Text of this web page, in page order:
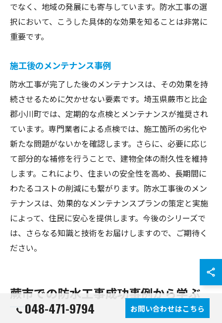
でなく、地域の発展にも寄与しています。防水工事の選
択において、こうした具体的な効果を知ることは非常に
重要です。
施工後のメンテナンス事例
防水工事が完了した後のメンテナンスは、その効果を持
続させるために欠かせない要素です。埼玉県蕨市と比企
郡小川町では、定期的な点検とメンテナンスが推奨され
ています。専門業者による点検では、施工箇所の劣化や
新たな問題がないかを確認します。さらに、必要に応じ
て部分的な補修を行うことで、建物全体の耐久性を維持
します。これにより、住まいの安全性を高め、長期間に
わたるコストの削減にも繋がります。防水工事後のメン
テナンスは、効果的なメンテナンスプランの策定と実施
によって、住民に安心を提供します。今後のシリーズで
は、さらなる知識と技術をお届けしますので、ご期待く
ださい。
蕨市での防水工事成功事例から学ぶ
048-471-9794
お問い合わせはこちら